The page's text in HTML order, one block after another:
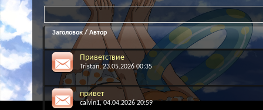
Заголовок / Автор
Приветствие
Tristan, 23.05.2026 00:35
привет
calvin1, 04.04.2026 20:59